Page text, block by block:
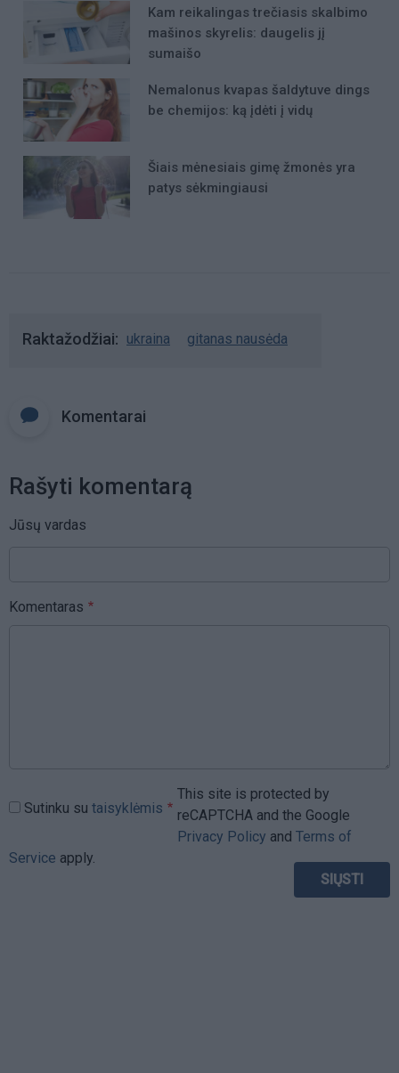
Kam reikalingas trečiasis skalbimo
mašinos skyrelis: daugelis jį
sumaišo
Nemalonus kvapas šaldytuve dings
be chemijos: ką įdėti į vidų
Šiais mėnesiais gimę žmonės yra
patys sėkmingiausi
Raktažodžiai ukraina gitanas nausėda
Komentarai
Rašyti komentarą
Jūsų vardas
Komentaras
Sutinku su taisyklėmis
This site is protected by
reCAPTCHA and the Google
Privacy Policy and Terms of
Service apply.